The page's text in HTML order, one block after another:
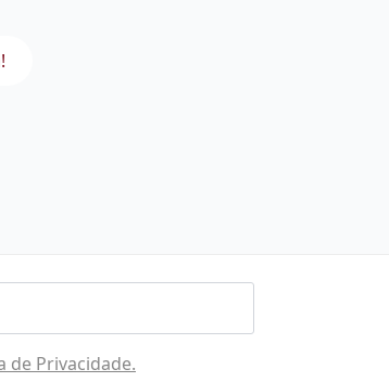
de Privacidade.